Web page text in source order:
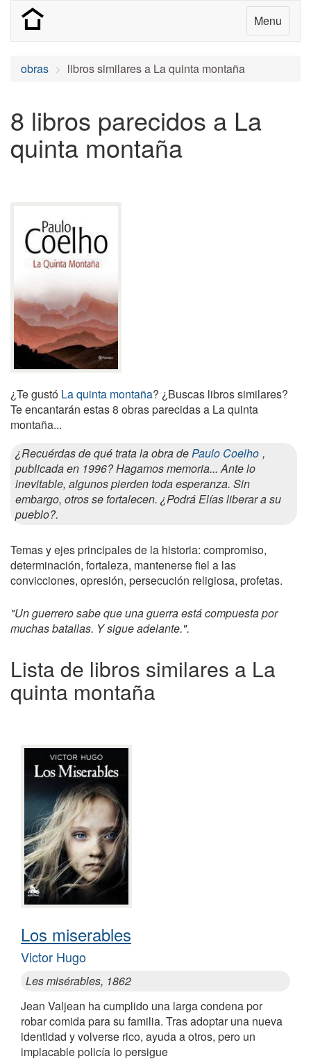
Menu
obras libros similares a La quinta montaña
8 libros parecidos a La
quinta montaña
¿Te gustó La quinta montaña? ¿Buscas libros similares?
Te encantarán estas 8 obras parecidas a La quinta
montaña...
¿Recuérdas de qué trata la obra dePaulo Coelho ,
publicada en 1996? Hagamos memoria... Ante lo
inevitable, algunos pierden toda esperanza. Sin
embargo, otros se fortalecen. ¿Podrá Elías liberar a su
pueblo?.
Temas y ejes principales de la historia: compromiso,
determinación, fortaleza, mantenerse fiel a las
convicciones, opresión, persecución religiosa, profetas.
"Un guerrero sabe que una guerra está compuesta por
muchas batallas. Y sigue adelante.".
Lista de libros similares a La
quinta montaña
Los miserables
Victor Hugo
Les misérables, 1862
Jean Valjean ha cumplido una larga condena por
robar comida para su familia. Tras adoptar una nueva
identidad y volverse rico, ayuda a otros, pero un
implacable policía lo persigue